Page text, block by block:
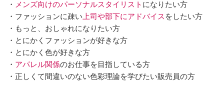
・ メンズ向けのパーソナルスタイリスト になりたい方
・ファッションに疎い 上司や部下にアドバイス をしたい方
・もっと、おしゃれになりたい方
・とにかくファッションが好きな方
・とにかく色が好きな方
・ アパレル関係のお仕事を目指している方
・正しくて間違いのない色彩理論を学びたい販売員の方